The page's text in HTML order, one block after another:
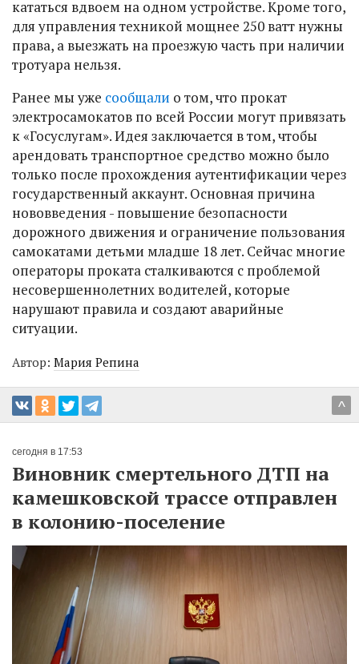
кататься вдвоем на одном устройстве. Кроме того,
для управления техникой мощнее 250 ватт нужны
права, а выезжать на проезжую часть при наличии
тротуара нельзя.
Ранее мы уже сообщали о том, что прокат
электросамокатов по всей России могут привязать
к «Госуслугам». Идея заключается в том, чтобы
арендовать транспортное средство можно было
только после прохождения аутентификации через
государственный аккаунт. Основная причина
нововведения - повышение безопасности
дорожного движения и ограничение пользования
самокатами детьми младше 18 лет. Сейчас многие
операторы проката сталкиваются с проблемой
несовершеннолетних водителей, которые
нарушают правила и создают аварийные
ситуации.
Автор: Мария Репина
^
сегодня в 17:53
Виновник смертельного ДТП на
камешковской трассе отправлен
в колонию-поселение